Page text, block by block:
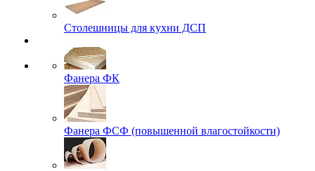
Столешницы для кухни ДСП
Фанера ФК
Фанера ФСФ (повышенной влагостойкости)